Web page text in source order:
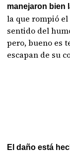
manejaron bien
la que rompió
sentido del
pero, bueno es
escapan de su
El daño está